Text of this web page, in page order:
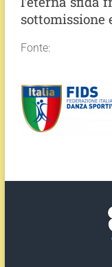
sottomissione
Fonte: